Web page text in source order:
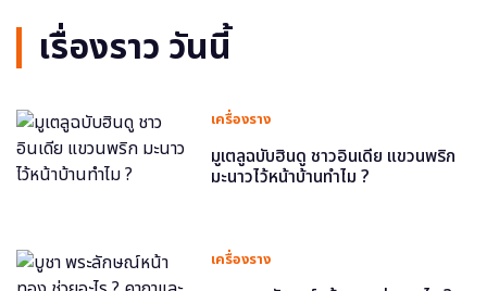
เรื่องราว วันนี้
เครื่องราง
มูเตลูฉบับฮินดู ชาวอินเดีย แขวนพริก
มะนาวไว้หน้าบ้านทำไม ?
เครื่องราง